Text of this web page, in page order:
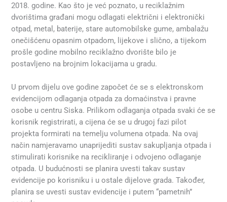
2018. godine. Kao što je već poznato, u reciklažnim
dvorištima građani mogu odlagati električni i elektronički
otpad, metal, baterije, stare automobilske gume, ambalažu
onečišćenu opasnim otpadom, lijekove i slično, a tijekom
prošle godine mobilno reciklažno dvorište bilo je
postavljeno na brojnim lokacijama u gradu.
U prvom dijelu ove godine započet će se s elektronskom
evidencijom odlaganja otpada za domaćinstva i pravne
osobe u centru Siska. Prilikom odlaganja otpada svaki će se
korisnik registrirati, a cijena će se u drugoj fazi pilot
projekta formirati na temelju volumena otpada. Na ovaj
način namjeravamo unaprijediti sustav sakupljanja otpada i
stimulirati korisnike na recikliranje i odvojeno odlaganje
otpada. U budućnosti se planira uvesti takav sustav
evidencije po korisniku i u ostale dijelove grada. Također,
planira se uvesti sustav evidencije i putem “pametnih”